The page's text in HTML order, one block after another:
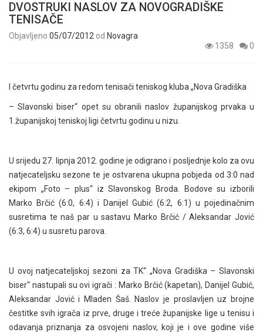
DVOSTRUKI NASLOV ZA NOVOGRADIŠKE
TENISAČE
Objavljeno 05/07/2012 od Novagra
1358
0
I četvrtu godinu za redom tenisači teniskog kluba „Nova Gradiška
– Slavonski biser“ opet su obranili naslov županijskog prvaka u
1.županijskoj teniskoj ligi četvrtu godinu u nizu.
U srijedu 27. lipnja 2012. godine je odigrano i posljednje kolo za ovu
natjecateljsku sezone te je ostvarena ukupna pobjeda od 3:0 nad
ekipom „Foto – plus“ iz Slavonskog Broda. Bodove su izborili
Marko Brčić (6:0, 6:4) i Danijel Gubić (6:2, 6:1) u pojedinačnim
susretima te naš par u sastavu Marko Brčić / Aleksandar Jović
(6:3, 6:4) u susretu parova.
U ovoj natjecateljskoj sezoni za TK“ „Nova Gradiška – Slavonski
biser“ nastupali su ovi igrači : Marko Brčić (kapetan), Danijel Gubić,
Aleksandar Jović i Mladen Šaš. Naslov je proslavljen uz brojne
čestitke svih igrača iz prve, druge i treće županijske lige u tenisu i
odavanja priznanja za osvojeni naslov, koji je i ove godine više